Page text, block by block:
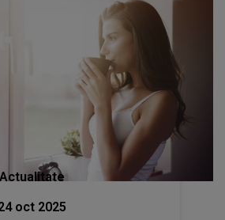
Actualitate
oct 2025